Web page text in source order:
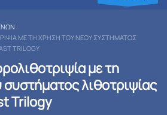
ΜΕ ΤΗ ΧΡΉΣΗ ΤΟΥ ΝΈΟΥ ΣΥΣΤΉΜΑΤΟΣ
TRILOGY
με τη
λιθοτριψίας
Trilogy